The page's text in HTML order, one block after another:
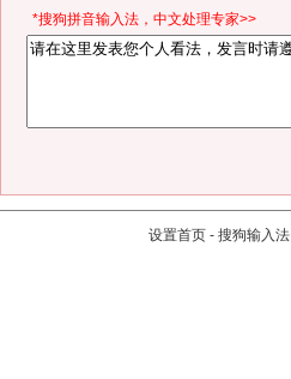
*搜狗拼音输入法，中文处理专家>>
设置首页 - 搜狗输入法